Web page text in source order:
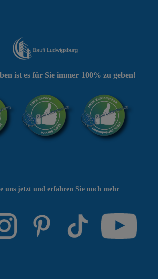
uns jetzt und erfahren Sie noch mehr
ist es für Sie immer 100% zu geben!